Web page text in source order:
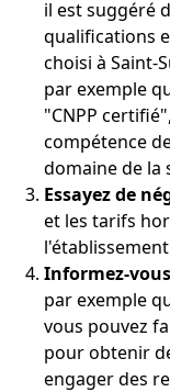
il est suggéré
qualifications
choisi à Saint-
par exemple
"CNPP
compétence
domaine de la
Essayez de
et les tarifs
Informez-
par exemple
vous pouvez
pour obtenir
engager des